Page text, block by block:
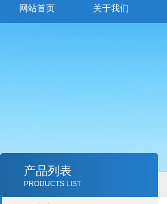
网站首页 关于我们
产品列表
PRODUCTS LIST